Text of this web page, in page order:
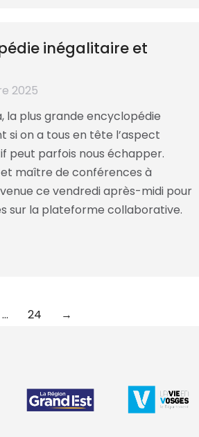
inégalitaire et
2025
la plus grande encyclopédie
si on a tous en tête l’aspect
peut parfois nous échapper.
maître de conférences à
ce vendredi après-midi pour
sur la plateforme collaborative.
… 24 →